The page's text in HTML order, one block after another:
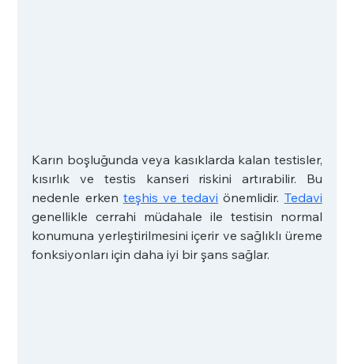
Karın boşluğunda veya kasıklarda kalan testisler,
kısırlık ve testis kanseri riskini artırabilir. Bu
nedenle erken teşhis ve tedavi önemlidir. Tedavi
genellikle cerrahi müdahale ile testisin normal
konumuna yerleştirilmesini içerir ve sağlıklı üreme
fonksiyonları için daha iyi bir şans sağlar.